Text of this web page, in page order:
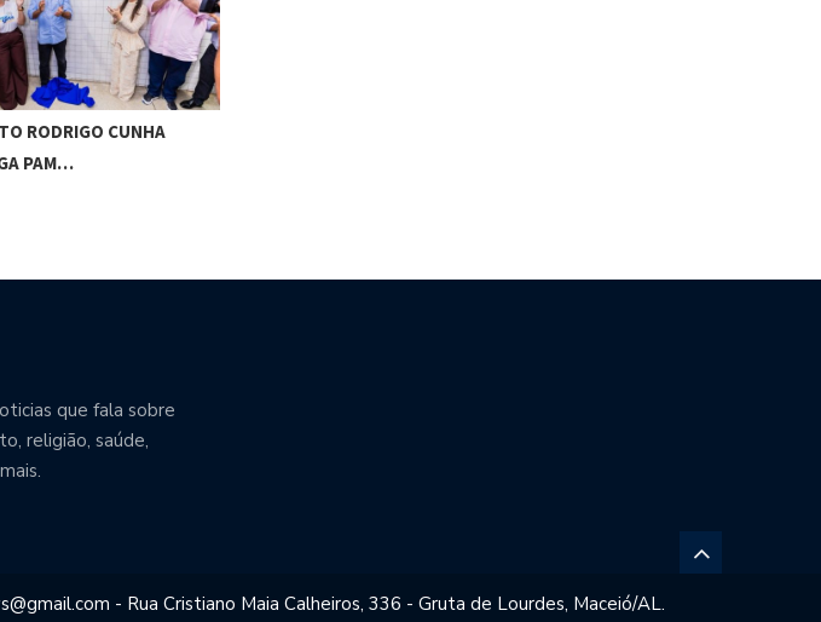
RODRIGO CUNHA
PAM…
que fala sobre
religião, saúde,
- Rua Cristiano Maia Calheiros, 336 - Gruta de Lourdes, Maceió/AL.